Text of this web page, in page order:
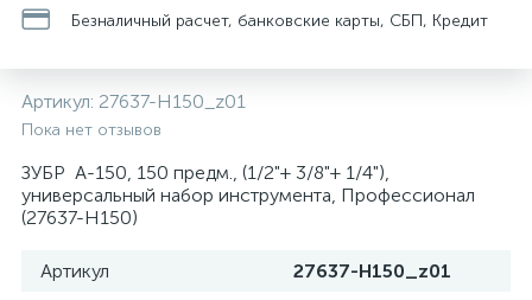
Безналичный расчет, банковские карты, СБП, Кредит
Артикул: 27637-H150_z01
Пока нет отзывов
ЗУБР А-150, 150 предм., (1/2"+ 3/8"+ 1/4"),
универсальный набор инструмента, Профессионал
(27637-H150)
Артикул
27637-H150_z01